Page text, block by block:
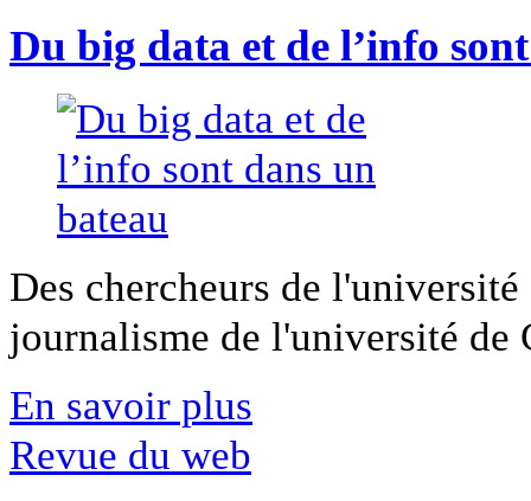
Du big data et de l’info
Des chercheurs de
journalisme de l'université
En savoir plus
Revue du web